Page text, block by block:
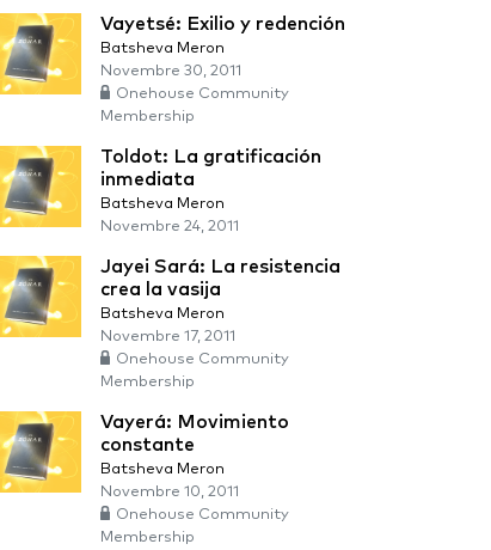
Vayetsé: Exilio y redención
Batsheva Meron
Novembre 30, 2011
Onehouse Community
Membership
Toldot: La gratificación
inmediata
Batsheva Meron
Novembre 24, 2011
Jayei Sará: La resistencia
crea la vasija
Batsheva Meron
Novembre 17, 2011
Onehouse Community
Membership
Vayerá: Movimiento
constante
Batsheva Meron
Novembre 10, 2011
Onehouse Community
Membership